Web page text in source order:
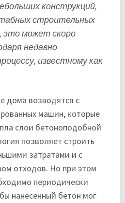
конструкций,
строительных
это может скоро
недавно
известному как
дома возводятся с
машин, которые
слои бетоноподобной
позволяет строить
затратами и с
отходов. Но при этом
периодически
нанесенный бетон мог